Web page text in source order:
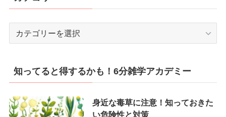
リ
ー
知ってると得するかも！6分雑学アカデミー
身近な毒草に注意！知っておきた
い危険性と対策